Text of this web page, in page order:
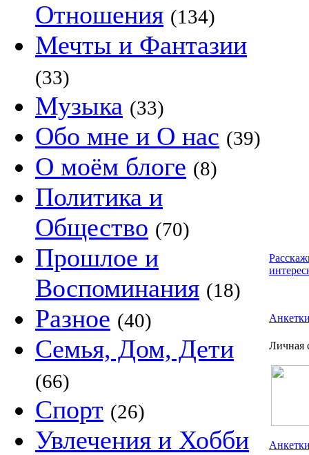
Отношения (134)
Мечты и Фантазии
(33)
Музыка (33)
Обо мне и О нас (39)
О моём блоге (8)
Политика и
Общество (70)
Прошлое и
Воспоминания (18)
Разное (40)
Семья, Дом, Дети
(66)
Спорт (26)
Увлечения и Хобби
Личная